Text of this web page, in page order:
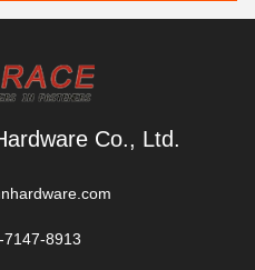
Co., Ltd.
8913